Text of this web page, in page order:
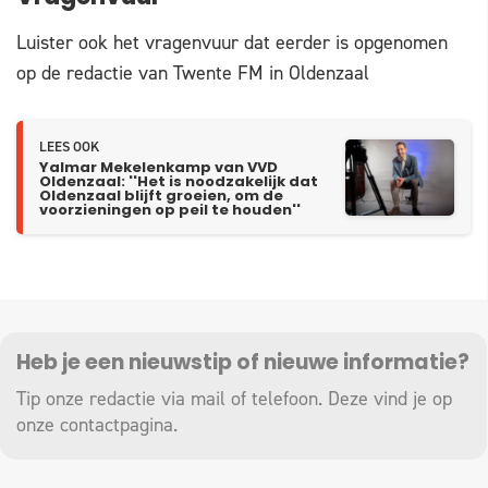
Luister ook het vragenvuur dat eerder is opgenomen
op de redactie van Twente FM in Oldenzaal
LEES OOK
Yalmar Mekelenkamp van VVD
Oldenzaal: ''Het is noodzakelijk dat
Oldenzaal blijft groeien, om de
voorzieningen op peil te houden''
Heb je een nieuwstip of nieuwe informatie?
Tip onze redactie via mail of telefoon. Deze vind je op
onze contactpagina.